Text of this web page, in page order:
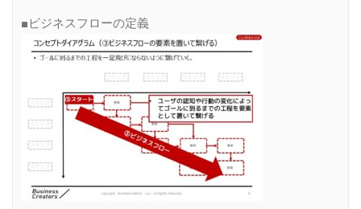
■ビジネスフローの定義